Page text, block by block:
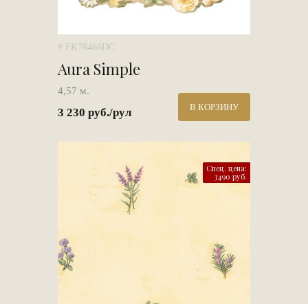
# FK78466DC
Aura Simple
4,57 м.
3 230 руб./рул В КОРЗИНУ
Спец. цена:
3490 руб.